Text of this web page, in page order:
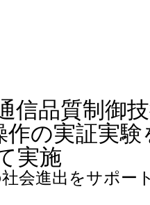
信品質制御
の実証実
実施
会進出をサポ